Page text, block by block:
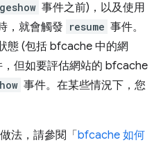
事件之前)，以及使用
，就會觸發 resume 事件。
態 (包括 bfcache 中的網
，但如要評估網站的 bfcache
事件。在某些情況下，您
法，請參閱「 bfcache 如何